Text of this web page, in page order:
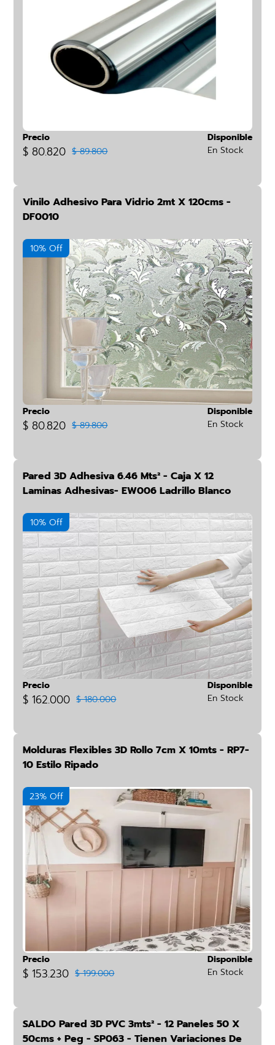
Precio
$ 80.820 $ 89.800
Disponible
En Stock
Vinilo Adhesivo Para Vidrio 2mt X 120cms -
DF0010
10% Off
Precio
$ 80.820 $ 89.800
Disponible
En Stock
Pared 3D Adhesiva 6.46 Mts² - Caja X 12
Laminas Adhesivas- EW006 Ladrillo Blanco
10% Off
Precio
$ 162.000 $ 180.000
Disponible
En Stock
Molduras Flexibles 3D Rollo 7cm X 10mts - RP7-
10 Estilo Ripado
23% Off
Precio
$ 153.230 $ 199.000
Disponible
En Stock
SALDO Pared 3D PVC 3mts² - 12 Paneles 50 X
50cms + Peg - SP063 - Tienen Variaciones De